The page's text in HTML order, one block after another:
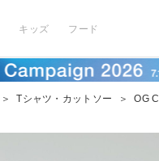
キッズ フード
＞ Tシャツ・カットソー ＞ OG